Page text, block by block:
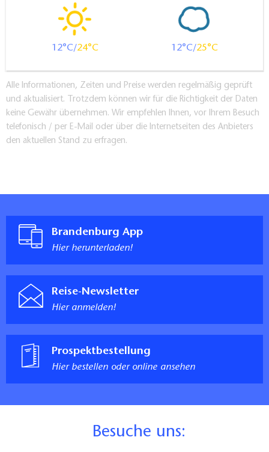
12 24 12 25
Alle Informationen, Zeiten und Preise werden regelmäßig geprüft
und aktualisiert. Trotzdem können wir für die Richtigkeit der Daten
keine Gewähr übernehmen. Wir empfehlen Ihnen, vor Ihrem Besuch
telefonisch / per E-Mail oder über die Internetseiten des Anbieters
den aktuellen Stand zu erfragen.
Brandenburg App
Hier herunterladen!
Reise-Newsletter
Hier anmelden!
Prospektbestellung
Hier bestellen oder online ansehen
Besuche uns: